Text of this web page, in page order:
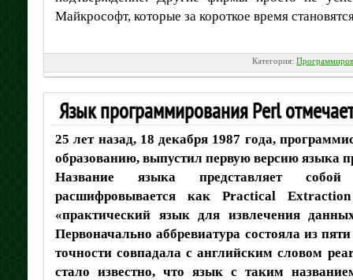
Майкрософт, которые за короткое время
Категория:
Язык программирования Perl
25 лет назад, 18 декабря 1987 года,
образованию, выпустил первую версию языка
Название языка представляет собой
расшифровывается как Practical
«практический язык для извлечения
Первоначально аббревиатура состояла из
точности совпадала с английским словом
стало известно, что язык с таким